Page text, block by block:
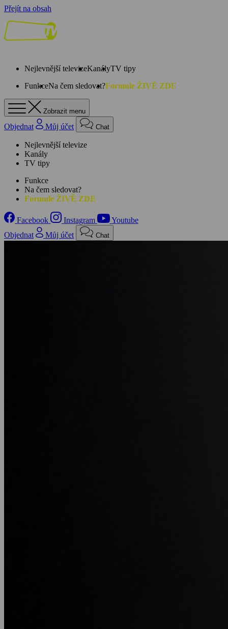
Přejít na obsah
Nejlevnější televizeKanályTV tipy
FunkceNa čem sledovat?Formule ŽIVĚ ZDE
Zobrazit menu
Objednat Můj účet Chat
Nejlevnější televize
Kanály
TV tipy
Funkce
Na čem sledovat?
Formule ŽIVĚ ZDE
Facebook Instagram
Youtube
Objednat
Můj účet Chat